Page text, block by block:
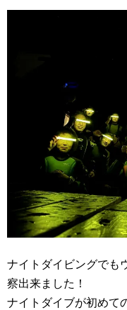
ナイトダイビングでも
察出来ました！
ナイトダイブが初めて